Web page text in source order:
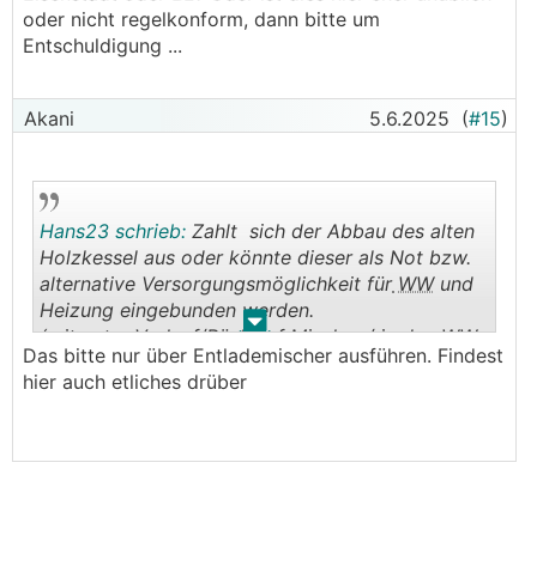
oder nicht regelkonform, dann bitte um
Entschuldigung ...
Akani 5.6.2025 (#15)
. .
Hans23 schrieb: Zahlt sich der Abbau des alten
Holzkessel aus oder könnte dieser als Not bzw.
alternative Versorgungsmöglichkeit fürWWund
Heizung eingebunden werden.
(mit extra Vorlauf/Rücklauf Mischer / in denWW
Puffer über extra Anschluss)
Das bitte nur über Entlademischer ausführen. Findest
hier auch etliches drüber